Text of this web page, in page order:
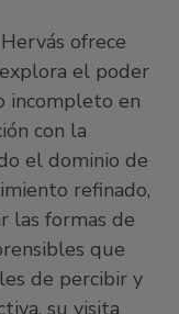
ofrece
el poder
incompleto en
con la
el dominio de
refinado,
las formas de
que
de percibir y
su visita